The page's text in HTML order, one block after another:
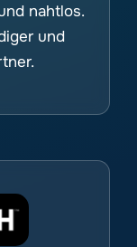
nahtlos.
und